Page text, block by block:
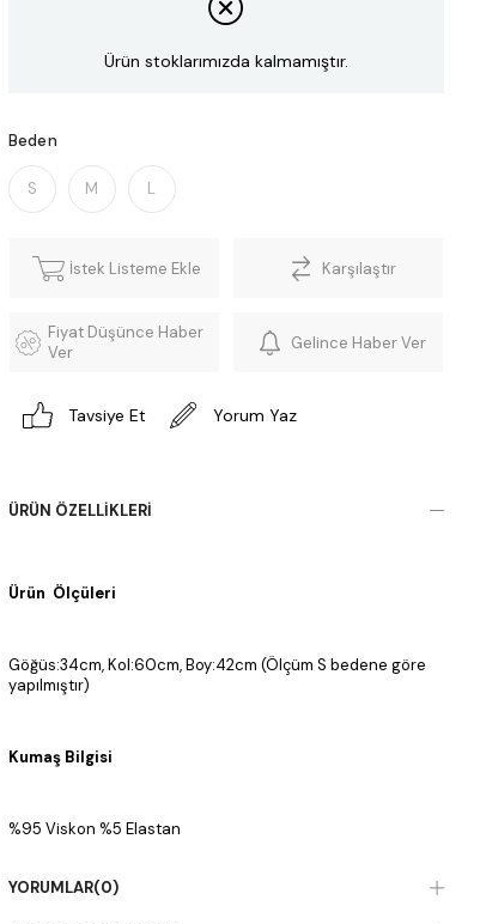
Ürün stoklarımızda kalmamıştır.
Beden
S M L
İstek Listeme Ekle Karşılaştır
Fiyat Düşünce Haber
Ver
Gelince Haber Ver
Tavsiye Et Yorum Yaz
ÜRÜN ÖZELLIKLERI
Ürün Ölçüleri
Göğüs:34cm, Kol:60cm, Boy:42cm (Ölçüm S bedene göre
yapılmıştır)
Kumaş Bilgisi
%95 Viskon %5 Elastan
YORUMLAR(0)